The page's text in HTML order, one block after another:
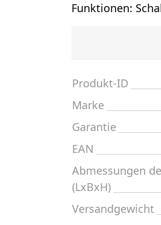
Funktionen:
Produkt-ID
Marke
Garantie
EAN
Abmessungen
(LxBxH)
Versandgewicht